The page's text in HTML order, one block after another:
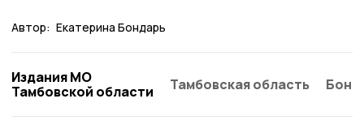
Автор: Екатерина Бондарь
Издания МО
Тамбовской области
Тамбовская область